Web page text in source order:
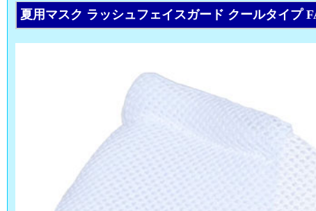
夏用マスク ラッシュフェイスガード クールタイプ